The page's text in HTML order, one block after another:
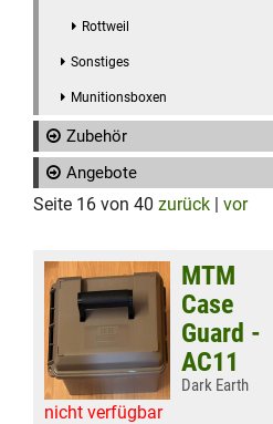
Rottweil
Sonstiges
Munitionsboxen
Zubehör
Angebote
Seite 16 von 40 zurück | vor
MTM
Case
Guard -
AC11
Dark Earth
nicht verfügbar